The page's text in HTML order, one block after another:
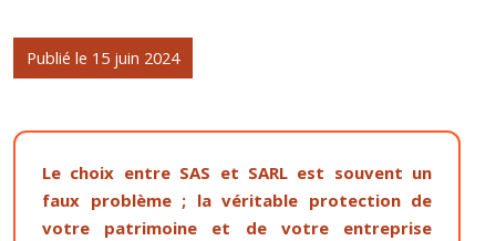
Publié le 15 juin 2024
Le choix entre SAS et SARL est souvent un
faux problème ; la véritable protection de
votre patrimoine et de votre entreprise